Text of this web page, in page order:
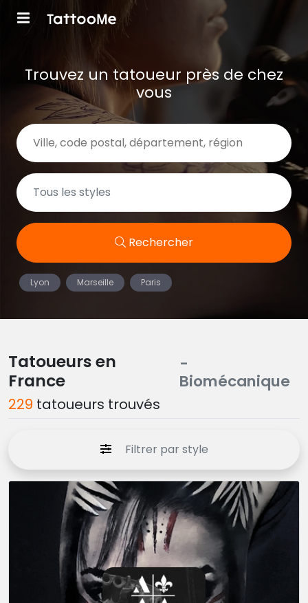
Trouvez un tatoueur près de chez
vous
Rechercher
Lyon Marseille Paris
Tatoueurs en
France
-
Biomécanique
229 tatoueurs trouvés
Filtrer par style